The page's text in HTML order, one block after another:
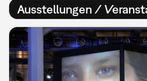
Ausstellungen /